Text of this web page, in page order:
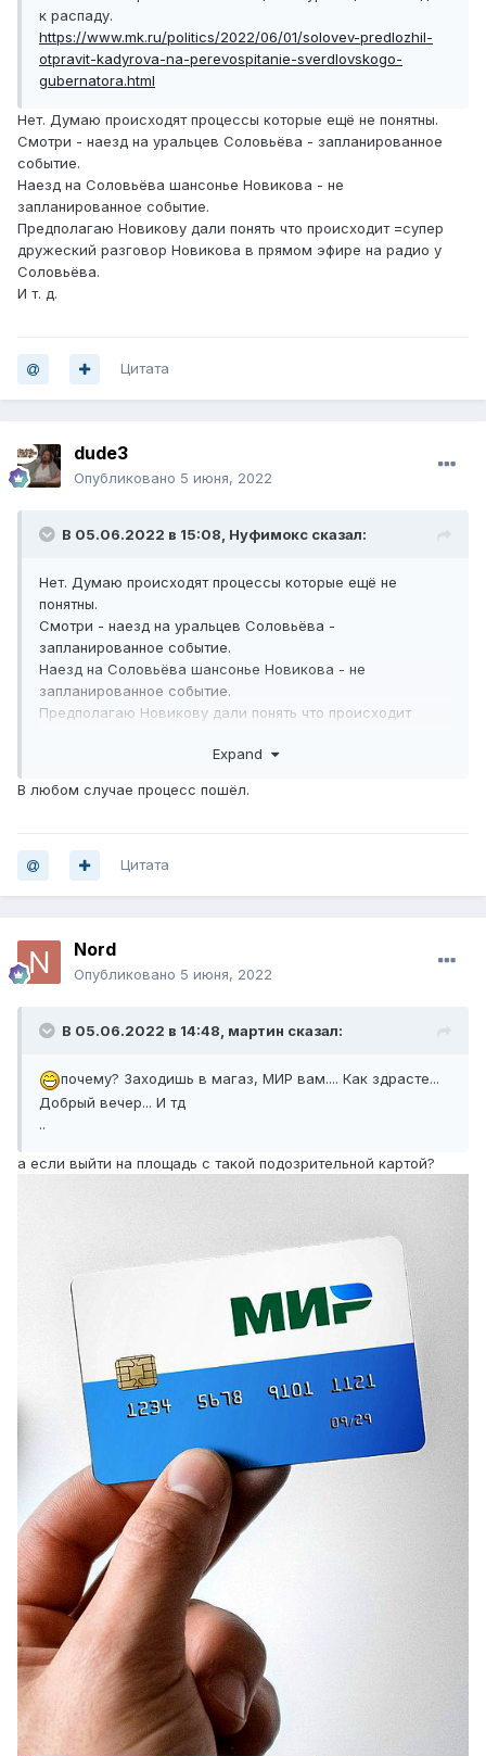
к распаду.
https://www.mk.ru/politics/2022/06/01/solovev-predlozhil-
otpravit-kadyrova-na-perevospitanie-sverdlovskogo-
gubernatora.html
Нет. Думаю происходят процессы которые ещё не понятны.
Смотри - наезд на уральцев Соловьёва - запланированное
событие.
Наезд на Соловьёва шансонье Новикова - не
запланированное событие.
Предполагаю Новикову дали понять что происходит =супер
дружеский разговор Новикова в прямом эфире на радио у
Соловьёва.
И т. д.
Цитата
dude3
Опубликовано 5 июня, 2022
В 05.06.2022 в 15:08, Нуфимокс сказал:
Нет. Думаю происходят процессы которые ещё не
понятны.
Смотри - наезд на уральцев Соловьёва -
запланированное событие.
Наезд на Соловьёва шансонье Новикова - не
запланированное событие.
Предполагаю Новикову дали понять что происходит
Expand
В любом случае процесс пошёл.
Цитата
Nord
Опубликовано 5 июня, 2022
В 05.06.2022 в 14:48, мартин сказал:
почему? Заходишь в магаз, МИР вам.... Как здрасте...
Добрый вечер... И тд
..
а если выйти на площадь с такой подозрительной картой?